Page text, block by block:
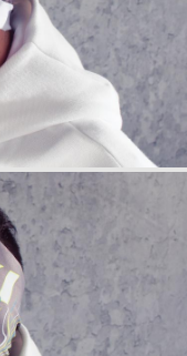
anfrage